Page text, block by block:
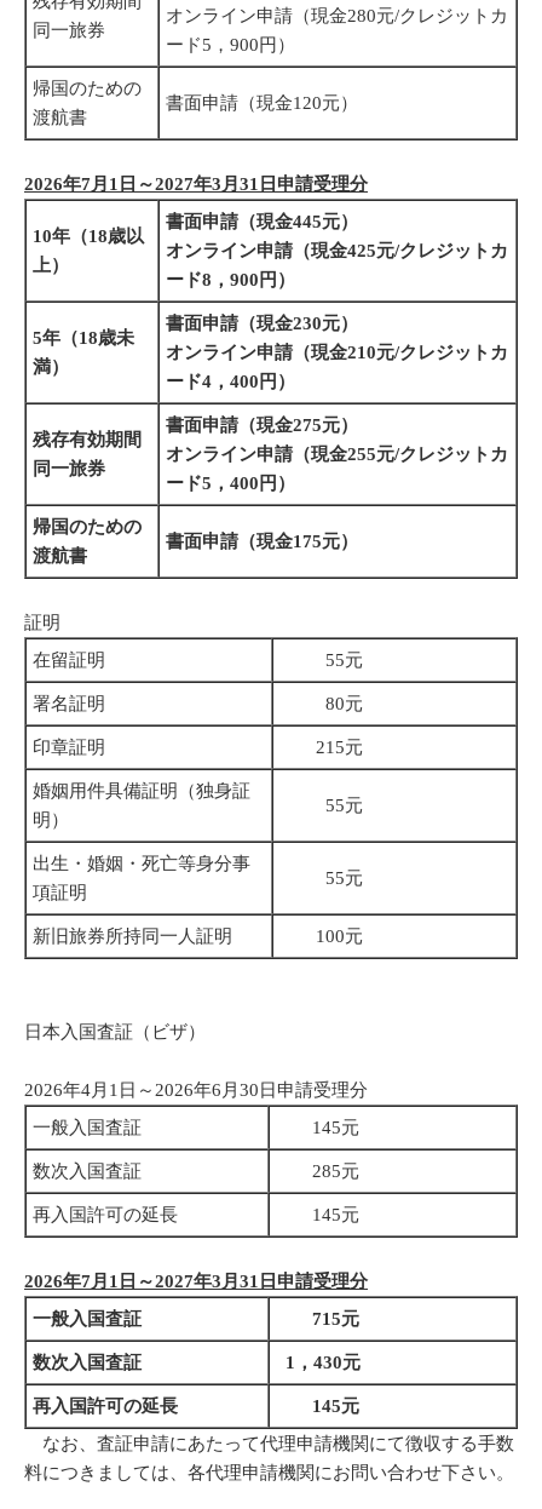
同一旅券
オンライン申請（現金280元/クレジットカ
ード5，900円）
帰国のための
渡航書
書面申請（現金120元）
2026年7月1日～2027年3月31日申請受理分
10年（18歳以
上）
書面申請（現金445元）
オンライン申請（現金425元/クレジットカ
ード8，900円）
5年（18歳未
満）
書面申請（現金230元）
オンライン申請（現金210元/クレジットカ
ード4，400円）
残存有効期間
同一旅券
書面申請（現金275元）
オンライン申請（現金255元/クレジットカ
ード5，400円）
帰国のための
渡航書
書面申請（現金175元）
証明
在留証明
55元
署名証明 80元
印章証明 215元
婚姻用件具備証明（独身証
明）
55元
出生・婚姻・死亡等身分事
項証明
55元
新旧旅券所持同一人証明 100元
日本入国査証（ビザ）
2026年4月1日～2026年6月30日申請受理分
一般入国査証
145元
数次入国査証 285元
再入国許可の延長 145元
2026年7月1日～2027年3月31日申請受理分
一般入国査証
715元
数次入国査証 1，430元
再入国許可の延長
145元
なお、査証申請にあたって代理申請機関にて徴収する手数
料につきましては、各代理申請機関にお問い合わせ下さい。